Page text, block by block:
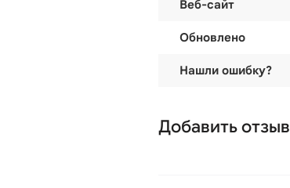
Веб-сайт
Обновлено
Нашли ошибку?
Добавить отзыв